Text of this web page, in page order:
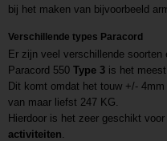
bij het maken van bijvoorbeeld
Verschillende types Paracord
Er zijn veel verschillende soorten
Paracord 550 Type 3 is het
Dit komt omdat het touw +/-
van maar liefst 247 KG.
Hierdoor is het zeer geschikt voor
activiteiten.